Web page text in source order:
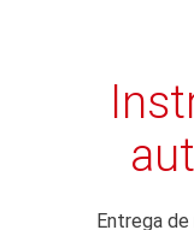
Entrega